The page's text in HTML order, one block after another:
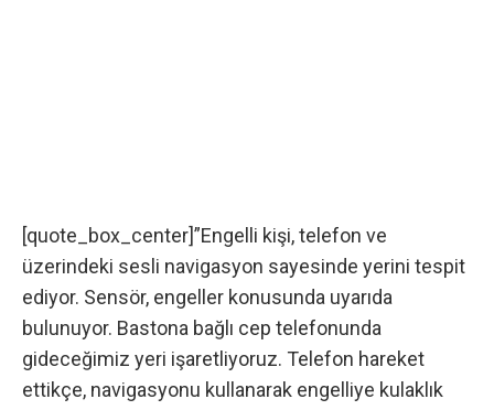
[quote_box_center]”Engelli kişi, telefon ve
üzerindeki sesli navigasyon sayesinde yerini tespit
ediyor. Sensör, engeller konusunda uyarıda
bulunuyor. Bastona bağlı cep telefonunda
gideceğimiz yeri işaretliyoruz. Telefon hareket
ettikçe, navigasyonu kullanarak engelliye kulaklık